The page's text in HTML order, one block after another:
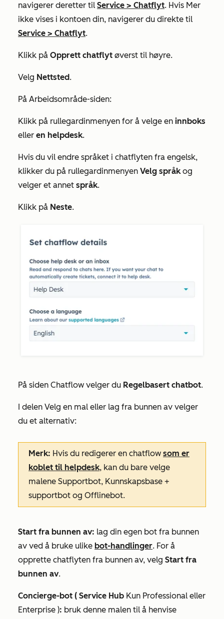
navigerer deretter til Service > Chatflyt. Hvis Mer
ikke vises i kontoen din, navigerer du direkte til
Service > Chatflyt.
Klikk på Opprett chatflyt øverst til høyre.
Velg Nettsted.
På Arbeidsområde-siden:
Klikk på rullegardinmenyen for å velge en innboks
eller en helpdesk.
Hvis du vil endre språket i chatflyten fra engelsk,
klikker du på rullegardinmenyen Velg språkog
velger et annet språk.
Klikk på Neste.
På siden Chatflow velger du Regelbasert chatbot.
I delen Velg en mal eller lag fra bunnen av velger
du et alternativ:
Merk: Hvis du redigerer en chatflow som er
koblet til helpdesk, kan du bare velge
malene Supportbot, Kunnskapsbase +
supportbot og Offlinebot.
Start fra bunnen av: lag din egen bot fra bunnen
av ved å bruke ulike bot-handlinger. For å
opprette chatflyten fra bunnen av, velg Start fra
bunnen av.
Concierge-bot ( Service Hub Kun Professional eller
Enterprise ): bruk denne malen til å henvise